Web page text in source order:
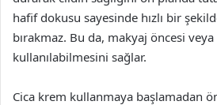
hafif dokusu sayesinde hızlı bir
bırakmaz. Bu da, makyaj öncesi veya
kullanılabilmesini sağlar.
Cica krem kullanmaya başlamadan